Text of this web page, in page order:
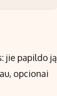
jie papildo ją
opcionai